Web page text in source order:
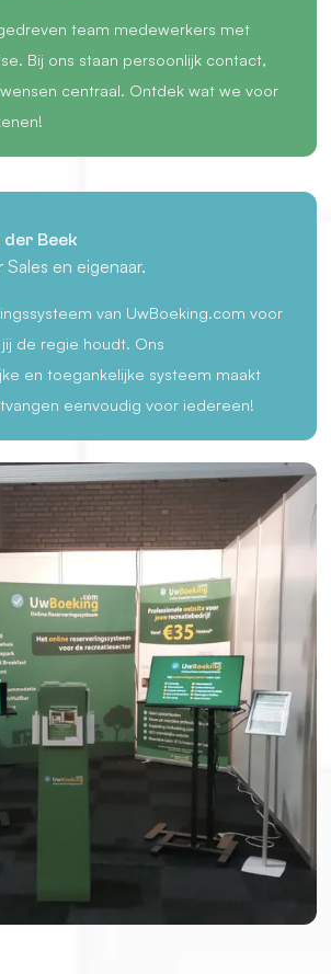
team medewerkers met
Bij ons staan persoonlijk contact,
centraal. Ontdek wat we voor
der Beek
en eigenaar.
van UwBoeking.com voor
de regie houdt. Ons
en toegankelijke systeem maakt
eenvoudig voor iedereen!